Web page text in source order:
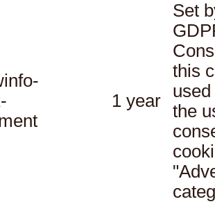
1 year
Set
this
the